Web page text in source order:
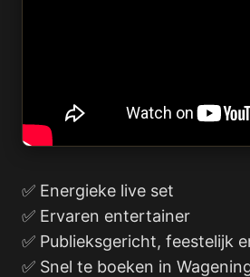
✅ Energieke live set
✅ Ervaren entertainer
✅ Publieksgericht, feestelijk
✅ Snel te boeken in